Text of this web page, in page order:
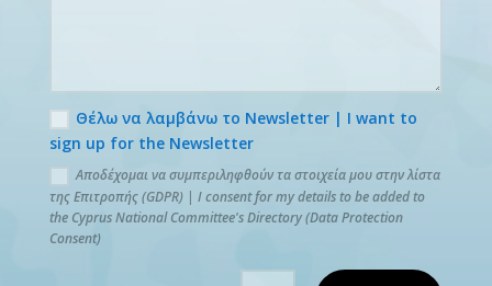
Θέλω να λαμβάνω το Newsletter | I want to
sign up for the Newsletter
Αποδέχομαι να συμπεριληφθούν τα στοιχεία μου στην λίστα
της Επιτροπής (GDPR) | I consent for my details to be added to
the Cyprus National Committee's Directory (Data Protection
Consent)